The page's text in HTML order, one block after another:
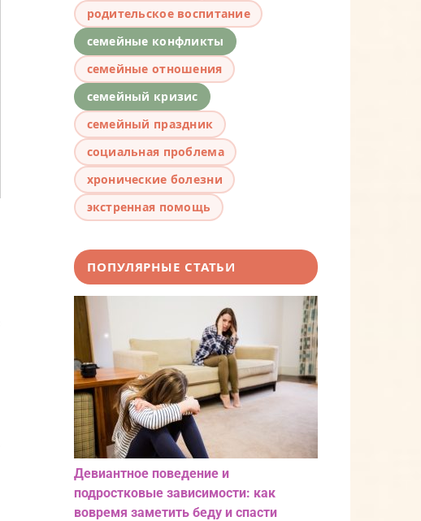
родительское воспитание
семейные конфликты
семейные отношения
семейный кризис
семейный праздник
социальная проблема
хронические болезни
экстренная помощь
ПОПУЛЯРНЫЕ СТАТЬИ
Девиантное поведение и
подростковые зависимости: как
вовремя заметить беду и спасти